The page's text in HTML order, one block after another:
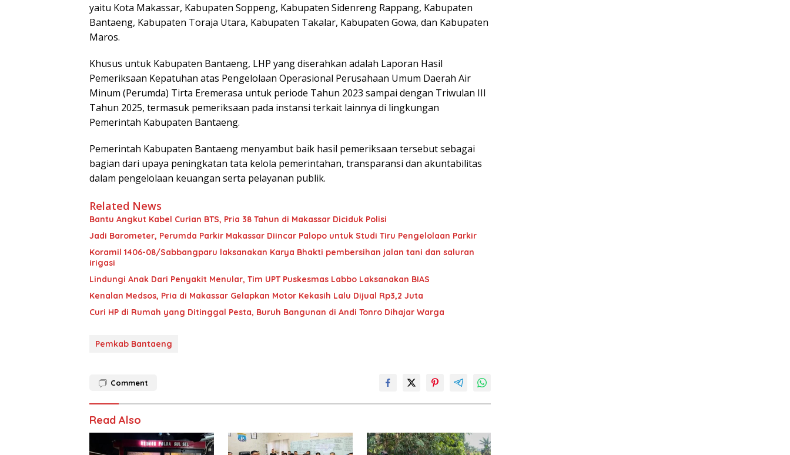
yaitu Kota Makassar, Kabupaten Soppeng, Kabupaten Sidenreng Rappang, Kabupaten
Bantaeng, Kabupaten Toraja Utara, Kabupaten Takalar, Kabupaten Gowa, dan Kabupaten
Maros.
Khusus untuk Kabupaten Bantaeng, LHP yang diserahkan adalah Laporan Hasil
Pemeriksaan Kepatuhan atas Pengelolaan Operasional Perusahaan Umum Daerah Air
Minum (Perumda) Tirta Eremerasa untuk periode Tahun 2023 sampai dengan Triwulan III
Tahun 2025, termasuk pemeriksaan pada instansi terkait lainnya di lingkungan
Pemerintah Kabupaten Bantaeng.
Pemerintah Kabupaten Bantaeng menyambut baik hasil pemeriksaan tersebut sebagai
bagian dari upaya peningkatan tata kelola pemerintahan, transparansi dan akuntabilitas
dalam pengelolaan keuangan serta pelayanan publik.
Related News
Bantu Angkut Kabel Curian BTS, Pria 38 Tahun di Makassar Diciduk Polisi
Jadi Barometer, Perumda Parkir Makassar Diincar Palopo untuk Studi Tiru Pengelolaan Parkir
Koramil 1406-08/Sabbangparu laksanakan Karya Bhakti pembersihan jalan tani dan saluran
irigasi
Lindungi Anak Dari Penyakit Menular, Tim UPT Puskesmas Labbo Laksanakan BIAS
Kenalan Medsos, Pria di Makassar Gelapkan Motor Kekasih Lalu Dijual Rp3,2 Juta
Curi HP di Rumah yang Ditinggal Pesta, Buruh Bangunan di Andi Tonro Dihajar Warga
Pemkab Bantaeng
Comment
Read Also